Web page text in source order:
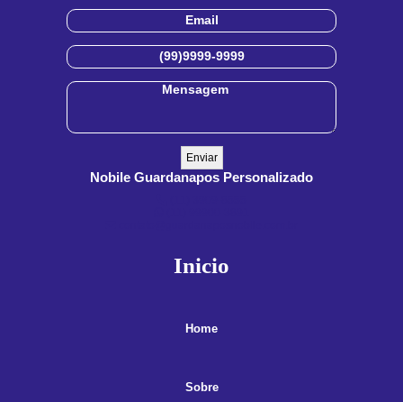
Nobile Guardanapos Personalizado
Inicio
Home
Sobre